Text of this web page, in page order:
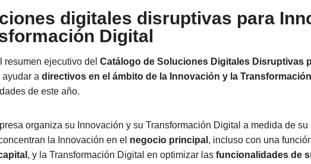
digitales disruptivas para
Digital
resumen ejecutivo del Catálogo de Soluciones Digitales Disruptivas
a directivos en el ámbito de la Innovación y la
de este año.
organiza su Innovación y su Transformación Digital a medida de su
la Innovación en el negocio principal , incluso con una
, y la Transformación Digital en optimizar las funcionalidades de